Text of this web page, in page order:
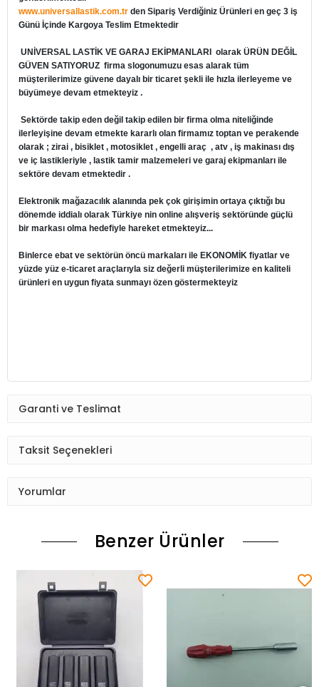
www.universallastik.com.tr den Sipariş Verdiğiniz Ürünleri en geç 3 iş
Günü İçinde Kargoya Teslim Etmektedir
UNİVERSAL LASTİK VE GARAJ EKİPMANLARI
olarak ÜRÜN DEĞİL
GÜVEN SATIYORUZ firma slogonumuzu esas alarak tüm
müşterilerimize güvene dayalı bir ticaret şekli ile hızla ilerleyeme ve
büyümeye devam etmekteyiz .
Sektörde takip eden değil takip edilen bir firma olma niteliğinde
ilerleyişine devam etmekte kararlı olan firmamız toptan ve perakende
olarak ; zirai , bisiklet , motosiklet , engelli araç , atv , iş makinası dış
ve iç lastikleriyle , lastik tamir malzemeleri ve garaj ekipmanları ile
sektöre devam etmektedir .
Elektronik mağazacılık alanında pek çok girişimin ortaya çıktığı bu
dönemde iddialı olarak Türkiye nin online alışveriş sektöründe güçlü
bir markası olma hedefiyle hareket etmekteyiz...
Binlerce ebat ve sektörün öncü markaları ile EKONOMİK fiyatlar ve
yüzde yüz e-ticaret araçlarıyla siz değerli müşterilerimize en kaliteli
ürünleri en uygun fiyata sunmayı özen göstermekteyiz
Garanti ve Teslimat
Taksit Seçenekleri
Yorumlar
Benzer Ürünler